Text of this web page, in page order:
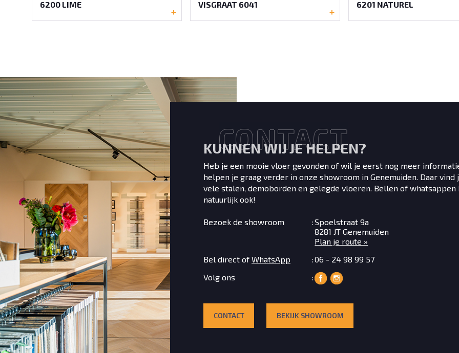
6200 LIME
VISGRAAT 6041
6201 NATUREL
CONTACT
KUNNEN WIJ JE HELPEN?
Heb je een mooie vloer gevonden of wil je eerst nog meer
helpen je graag verder in onze showroom in Genemuiden. Daar vind
vele stalen, demoborden en gelegde vloeren. Bellen of whatsappen
natuurlijk ook!
Bezoek de showroom
Spoelstraat 9a
8281 JT Genemuiden
Plan je route »
Bel direct ofWhatsApp
06 - 24 98 99 57
Volg ons
CONTACT BEKIJK SHOWROOM